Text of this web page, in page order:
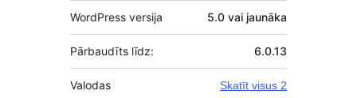
WordPress versija 5.0 vai jaunāka
Pārbaudīts līdz: 6.0.13
Valodas Skatīt visus 2